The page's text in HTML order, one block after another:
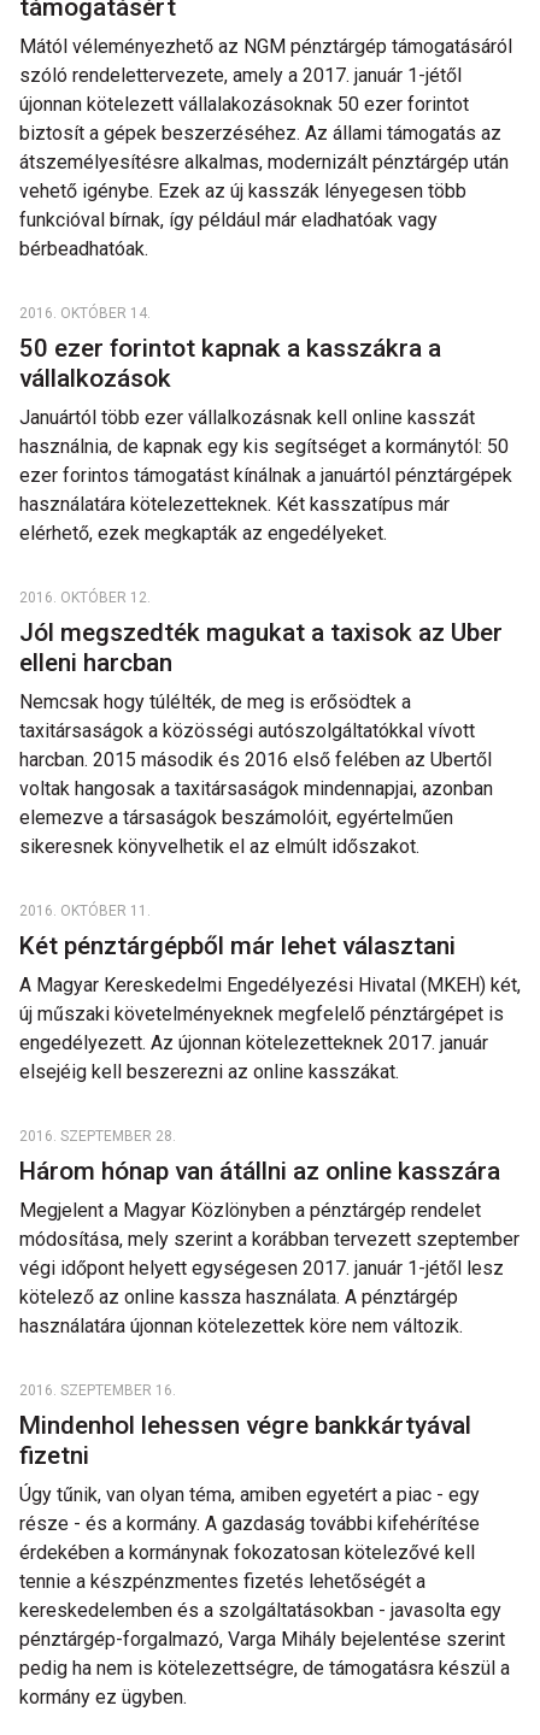
támogatásért
Mától véleményezhető az NGM pénztárgép támogatásáról
szóló rendelettervezete, amely a 2017. január 1-jétől
újonnan kötelezett vállalakozásoknak 50 ezer forintot
biztosít a gépek beszerzéséhez. Az állami támogatás az
átszemélyesítésre alkalmas, modernizált pénztárgép után
vehető igénybe. Ezek az új kasszák lényegesen több
funkcióval bírnak, így például már eladhatóak vagy
bérbeadhatóak.
2016. OKTÓBER 14.
50 ezer forintot kapnak a kasszákra a
vállalkozások
Januártól több ezer vállalkozásnak kell online kasszát
használnia, de kapnak egy kis segítséget a kormánytól: 50
ezer forintos támogatást kínálnak a januártól pénztárgépek
használatára kötelezetteknek. Két kasszatípus már
elérhető, ezek megkapták az engedélyeket.
2016. OKTÓBER 12.
Jól megszedték magukat a taxisok az Uber
elleni harcban
Nemcsak hogy túlélték, de meg is erősödtek a
taxitársaságok a közösségi autószolgáltatókkal vívott
harcban. 2015 második és 2016 első felében az Ubertől
voltak hangosak a taxitársaságok mindennapjai, azonban
elemezve a társaságok beszámolóit, egyértelműen
sikeresnek könyvelhetik el az elmúlt időszakot.
2016. OKTÓBER 11.
Két pénztárgépből már lehet választani
A Magyar Kereskedelmi Engedélyezési Hivatal (MKEH) két,
új műszaki követelményeknek megfelelő pénztárgépet is
engedélyezett. Az újonnan kötelezetteknek 2017. január
elsejéig kell beszerezni az online kasszákat.
2016. SZEPTEMBER 28.
Három hónap van átállni az online kasszára
Megjelent a Magyar Közlönyben a pénztárgép rendelet
módosítása, mely szerint a korábban tervezett szeptember
végi időpont helyett egységesen 2017. január 1-jétől lesz
kötelező az online kassza használata. A pénztárgép
használatára újonnan kötelezettek köre nem változik.
2016. SZEPTEMBER 16.
Mindenhol lehessen végre bankkártyával
fizetni
Úgy tűnik, van olyan téma, amiben egyetért a piac - egy
része - és a kormány. A gazdaság további kifehérítése
érdekében a kormánynak fokozatosan kötelezővé kell
tennie a készpénzmentes fizetés lehetőségét a
kereskedelemben és a szolgáltatásokban - javasolta egy
pénztárgép-forgalmazó, Varga Mihály bejelentése szerint
pedig ha nem is kötelezettségre, de támogatásra készül a
kormány ez ügyben.